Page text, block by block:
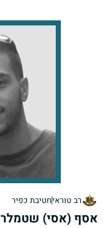
רב טוראיחטיבת כפיר
אסף (אסי) שטמלר